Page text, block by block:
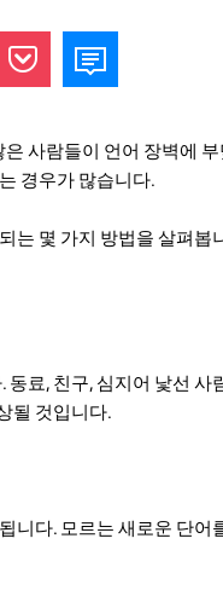
사람들이 언어 장벽에 부
경우가 많습니다.
는 몇 가지 방법을 살펴봅
료, 친구, 심지어 낯선 사
될 것입니다.
니다. 모르는 새로운 단어